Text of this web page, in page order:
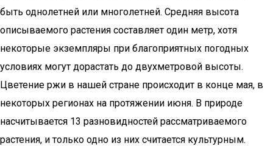
быть однолетней или многолетней. Средняя высота
описываемого растения составляет один метр, хотя
некоторые экземпляры при благоприятных погодных
условиях могут дорастать до двухметровой высоты.
Цветение ржи в нашей стране происходит в конце мая, в
некоторых регионах на протяжении июня. В природе
насчитывается 13 разновидностей рассматриваемого
растения, и только одно из них считается культурным.